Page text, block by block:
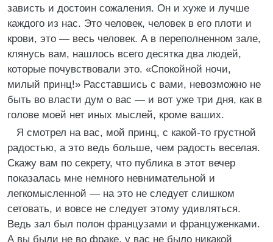
зависть и достоин сожаления. Он и хуже и лучше
каждого из нас. Это человек, человек в его плоти и
крови, это — весь человек. А в переполненном зале,
клянусь вам, нашлось всего десятка два людей,
которые почувствовали это. «Спокойной ночи,
милый принц!» Расставшись с вами, невозможно не
быть во власти дум о вас — и вот уже три дня, как в
голове моей нет иных мыслей, кроме ваших.
Я смотрел на вас, мой принц, с какой-то грустной
радостью, а это ведь больше, чем радость веселая.
Скажу вам по секрету, что публика в этот вечер
показалась мне немного невнимательной и
легкомысленной — на это не следует слишком
сетовать, и вовсе не следует этому удивляться.
Ведь зал был полон французами и француженками.
А вы были не во фраке, у вас не было никакой